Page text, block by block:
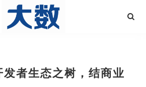
发者生态之树，结商业